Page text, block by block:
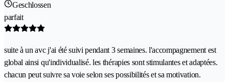
Geschlossen
parfait
suite à un avc j'ai été suivi pendant 3 semaines. l'accompagnement est
global ainsi qu'individualisé. les thérapies sont stimulantes et adaptées.
chacun peut suivre sa voie selon ses possibilités et sa motivation.